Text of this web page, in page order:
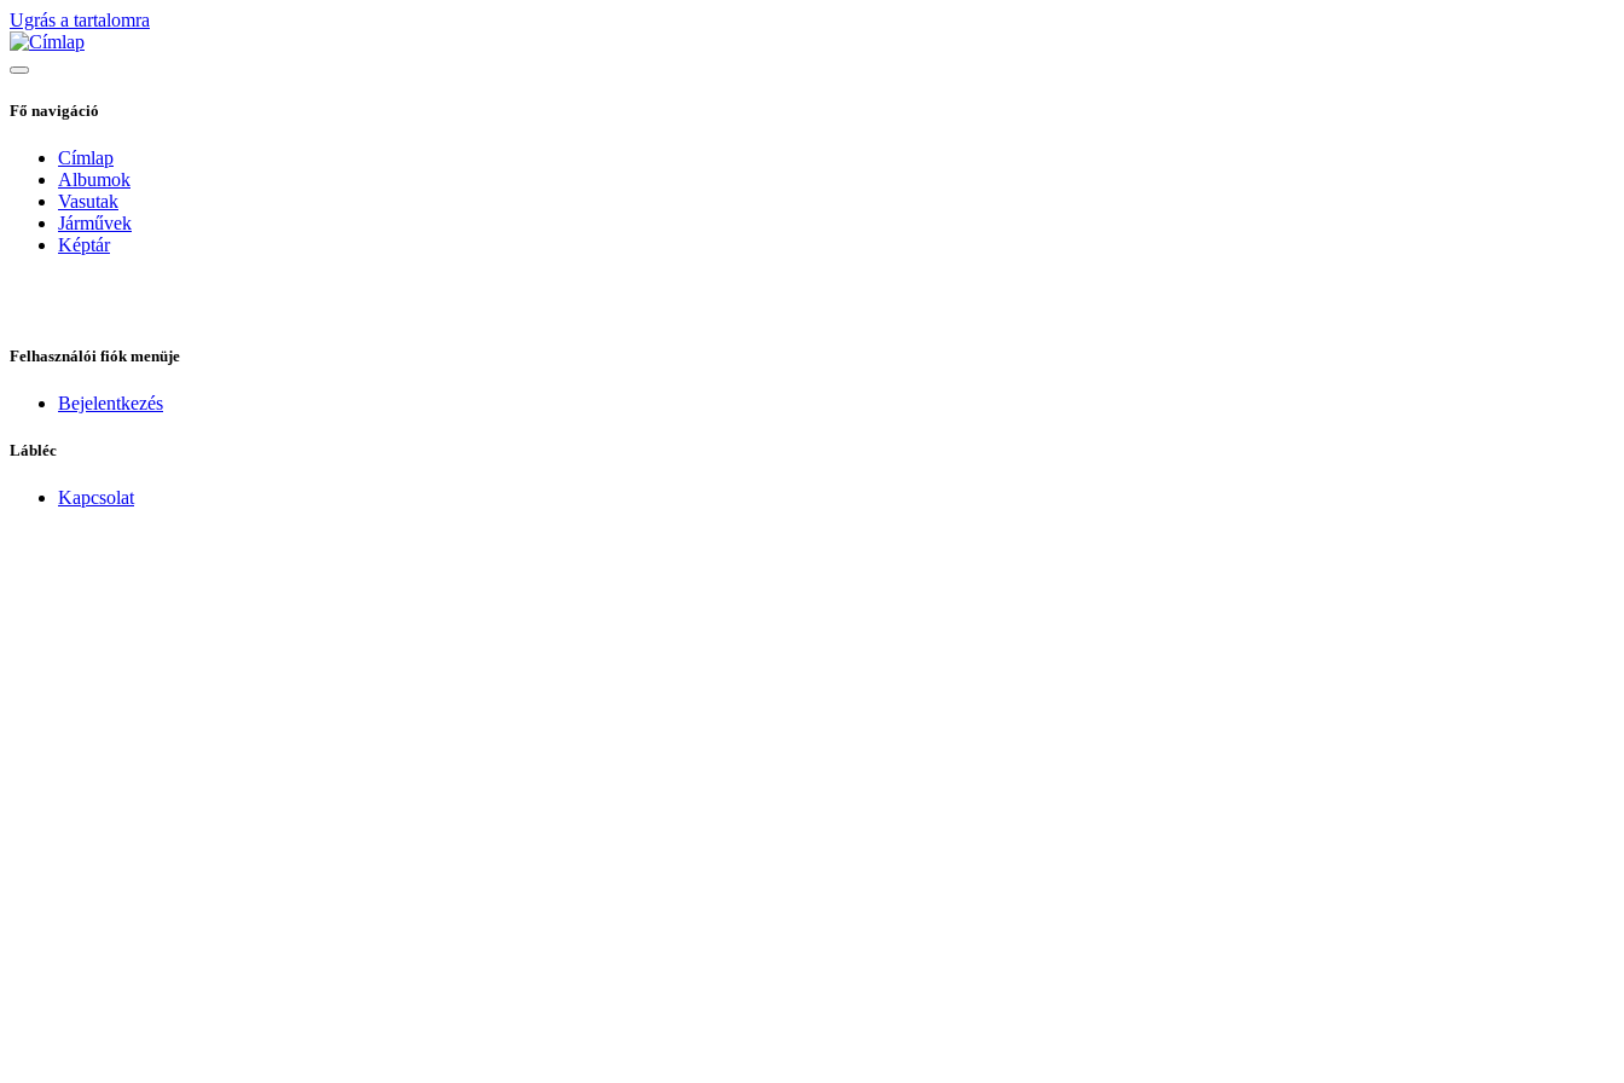
Ugrás a tartalomra
Fő navigáció
Címlap
Albumok
Vasutak
Járművek
Képtár
Felhasználói fiók menüje
Bejelentkezés
Lábléc
Kapcsolat